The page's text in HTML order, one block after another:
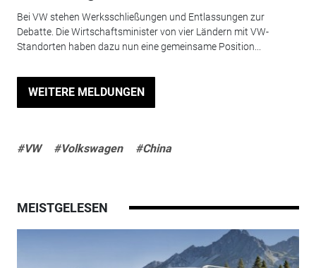
Bei VW stehen Werksschließungen und Entlassungen zur
Debatte. Die Wirtschaftsminister von vier Ländern mit VW-
Standorten haben dazu nun eine gemeinsame Position...
WEITERE MELDUNGEN
#VW #Volkswagen #China
MEISTGELESEN